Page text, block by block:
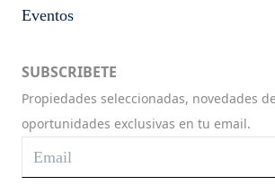
Eventos
SUBSCRIBETE
Propiedades seleccionadas, novedades
oportunidades exclusivas en tu email.